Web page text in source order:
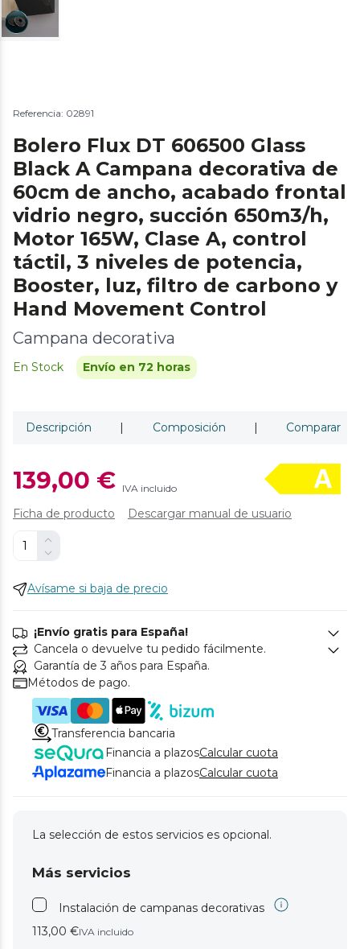
Referencia: 02891
Bolero Flux DT 606500 Glass
Black A Campana decorativa de
60cm de ancho, acabado frontal
vidrio negro, succión 650m3/h,
Motor 165W, Clase A, control
táctil, 3 niveles de potencia,
Booster, luz, filtro de carbono y
Hand Movement Control
Campana decorativa
En Stock Envío en 72 horas
Descripción | Composición | Comparar
139,00 € IVA incluido
Ficha de producto Descargar manual de usuario
Avísame si baja de precio
¡Envío gratis para España!
Cancela o devuelve tu pedido fácilmente.
Garantía de 3 años para España.
Métodos de pago.
Transferencia bancaria
Financia a plazosCalcular cuota
Financia a plazosCalcular cuota
La selección de estos servicios es opcional.
Más servicios
Instalación de campanas decorativas
113,00 €IVA incluido